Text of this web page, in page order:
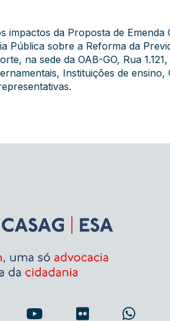
da Proposta de
Pública sobre a Reforma da
na sede da OAB-GO, Rua
Instituições de ensino,